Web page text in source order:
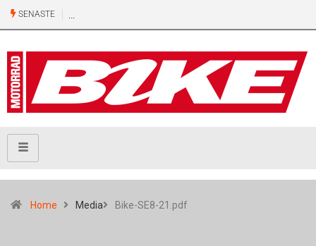
SENASTE
Home Media Bike-SE8-21.pdf